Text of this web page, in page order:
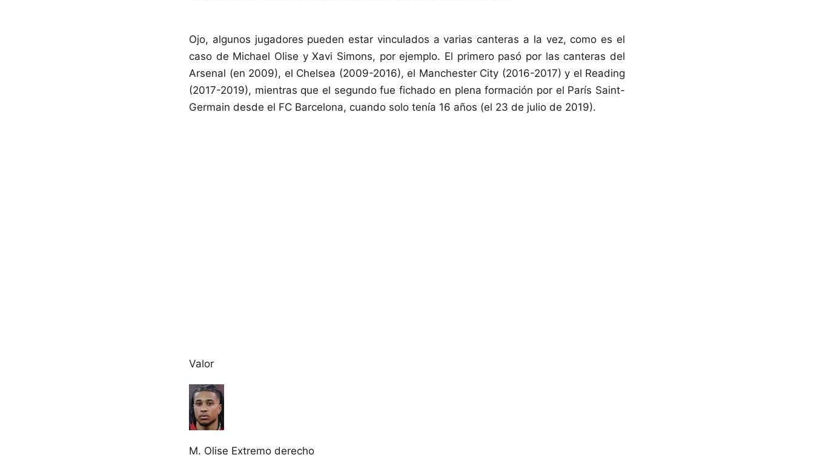
Ojo, algunos jugadores pueden estar vinculados a varias canteras a la vez, como es el
caso de Michael Olise y Xavi Simons, por ejemplo. El primero pasó por las canteras del
Arsenal (en 2009), el Chelsea (2009-2016), el Manchester City (2016-2017) y el Reading
(2017-2019), mientras que el segundo fue fichado en plena formación por el París Saint-
Germain desde el FC Barcelona, cuando solo tenía 16 años (el 23 de julio de 2019).
Valor
M. Olise Extremo derecho